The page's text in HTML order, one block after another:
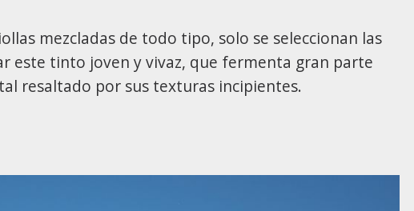
mezcladas de todo tipo, solo se seleccionan las
este tinto joven y vivaz, que fermenta gran parte
resaltado por sus texturas incipientes.